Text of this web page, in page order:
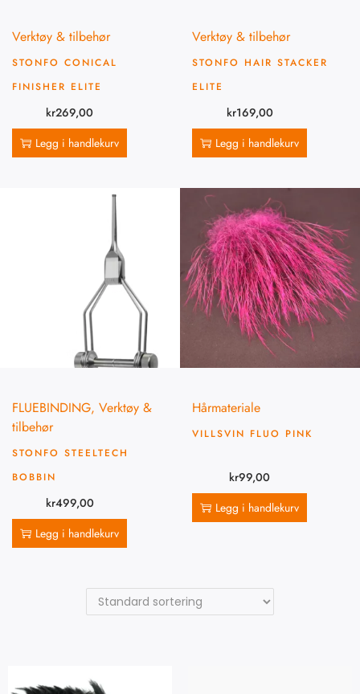
Verktøy & tilbehør
STONFO CONICAL
FINISHER ELITE
kr269,00
Legg i handlekurv
Verktøy & tilbehør
STONFO HAIR STACKER
ELITE
kr169,00
Legg i handlekurv
FLUEBINDING, Verktøy &
tilbehør
STONFO STEELTECH
BOBBIN
kr499,00
Legg i handlekurv
Hårmateriale
VILLSVIN FLUO PINK
kr99,00
Legg i handlekurv